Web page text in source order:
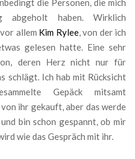
abgeholt haben. Wirklich
allem Kim Rylee, von der ich
gelesen hatte. Eine sehr
deren Herz nicht nur für
schlägt. Ich hab mit Rücksicht
Gepäck mitsamt
ihr gekauft, aber das werde
bin schon gespannt, ob mir
wie das Gespräch mit ihr.